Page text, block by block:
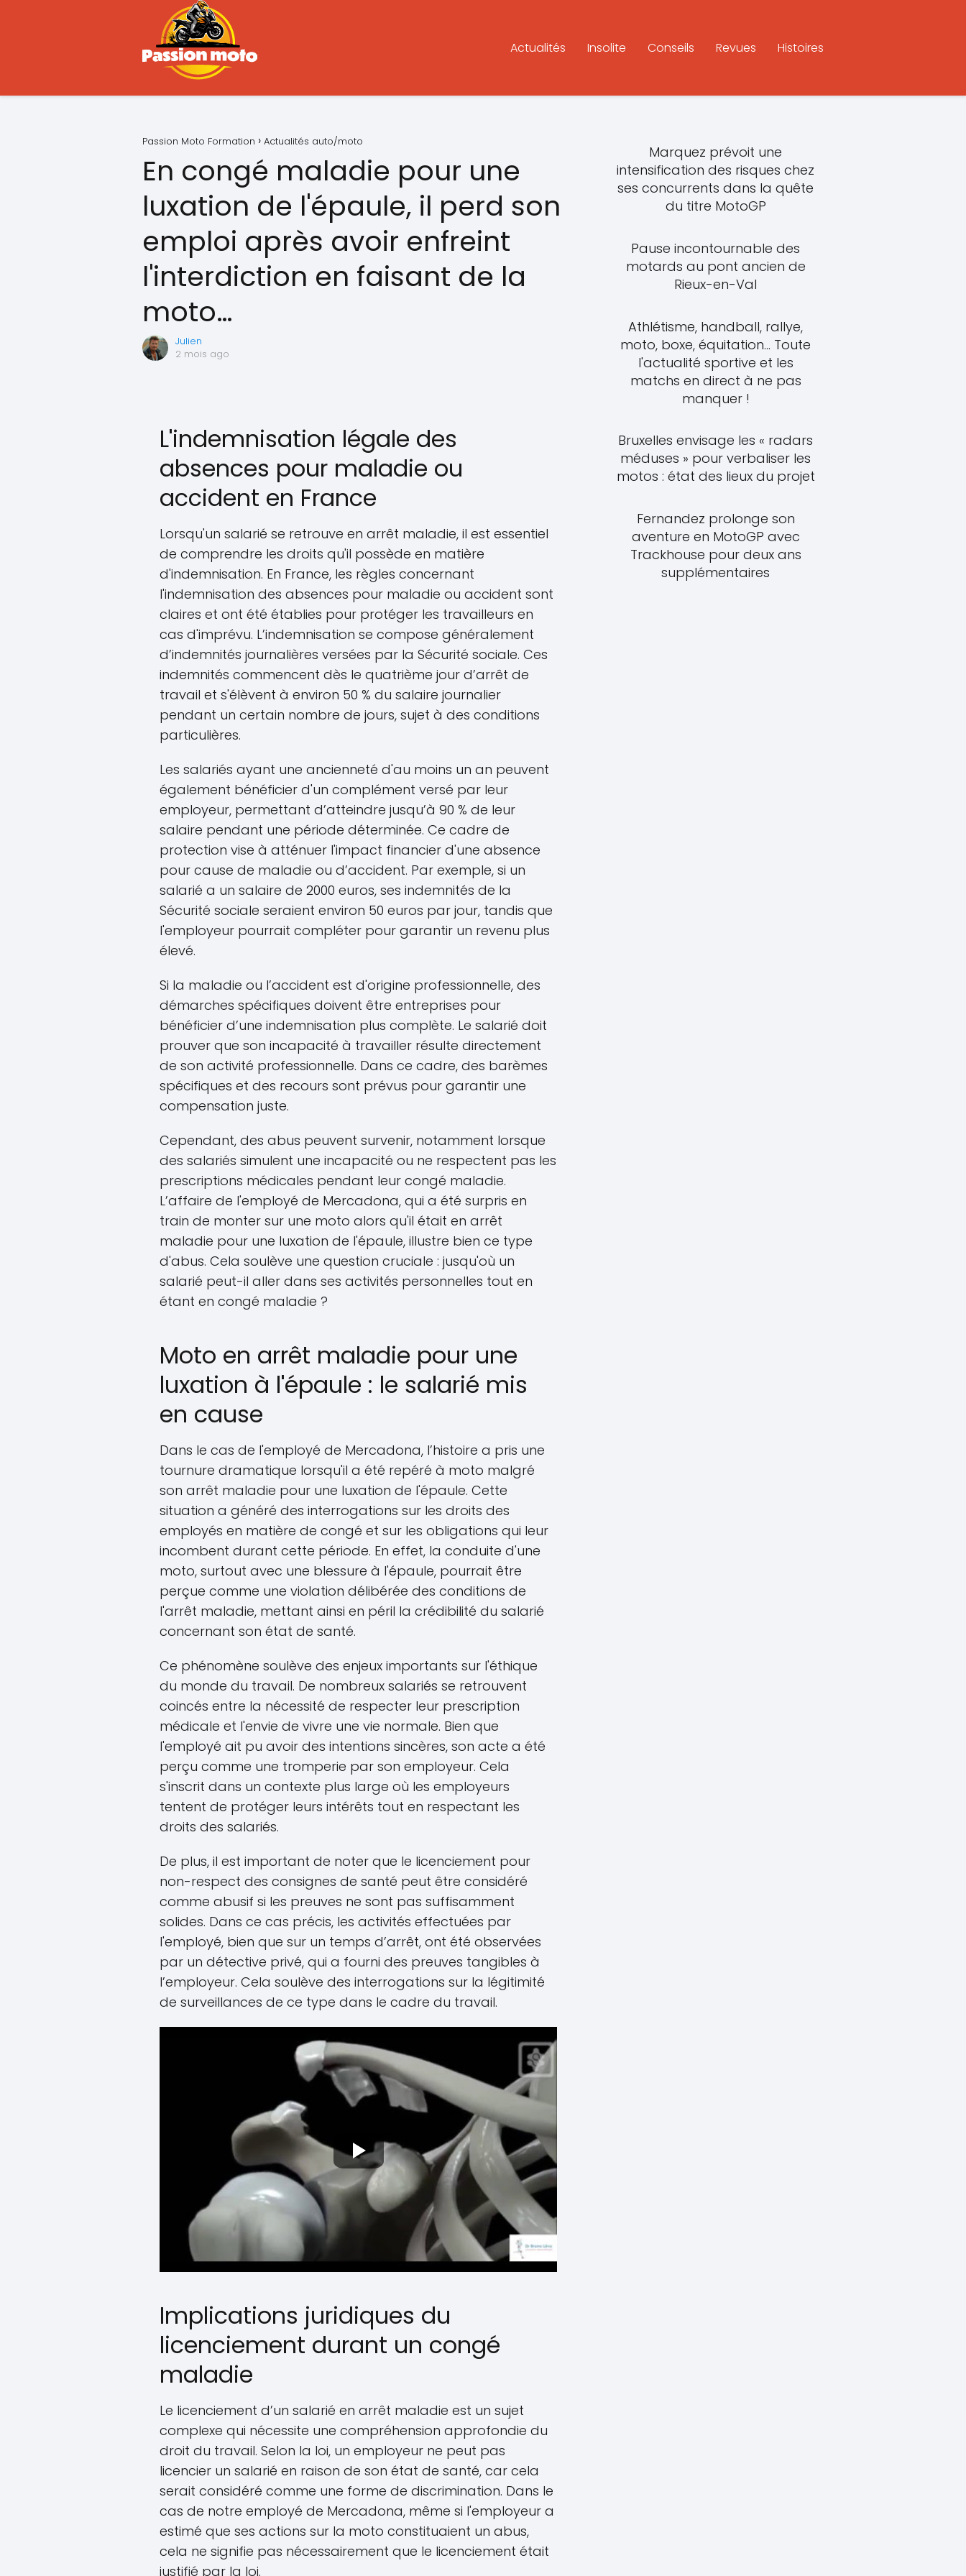
Actualités Insolite Conseils Revues Histoires
Passion Moto Formation Actualités auto/moto
En congé maladie pour une
luxation de l'épaule, il perd son
emploi après avoir enfreint
l'interdiction en faisant de la
moto…
Julien
2 mois ago
L'indemnisation légale des
absences pour maladie ou
accident en France
Lorsqu'un salarié se retrouve en arrêt maladie, il est essentiel
de comprendre les droits qu'il possède en matière
d'indemnisation. En France, les règles concernant
l'indemnisation des absences pour maladie ou accident sont
claires et ont été établies pour protéger les travailleurs en
cas d'imprévu. L’indemnisation se compose généralement
d’indemnités journalières versées par la Sécurité sociale. Ces
indemnités commencent dès le quatrième jour d’arrêt de
travail et s'élèvent à environ 50 % du salaire journalier
pendant un certain nombre de jours, sujet à des conditions
particulières.
Les salariés ayant une ancienneté d'au moins un an peuvent
également bénéficier d'un complément versé par leur
employeur, permettant d’atteindre jusqu’à 90 % de leur
salaire pendant une période déterminée. Ce cadre de
protection vise à atténuer l'impact financier d'une absence
pour cause de maladie ou d’accident. Par exemple, si un
salarié a un salaire de 2000 euros, ses indemnités de la
Sécurité sociale seraient environ 50 euros par jour, tandis que
l'employeur pourrait compléter pour garantir un revenu plus
élevé.
Si la maladie ou l’accident est d'origine professionnelle, des
démarches spécifiques doivent être entreprises pour
bénéficier d’une indemnisation plus complète. Le salarié doit
prouver que son incapacité à travailler résulte directement
de son activité professionnelle. Dans ce cadre, des barèmes
spécifiques et des recours sont prévus pour garantir une
compensation juste.
Cependant, des abus peuvent survenir, notamment lorsque
des salariés simulent une incapacité ou ne respectent pas les
prescriptions médicales pendant leur congé maladie.
L’affaire de l'employé de Mercadona, qui a été surpris en
train de monter sur une moto alors qu'il était en arrêt
maladie pour une luxation de l'épaule, illustre bien ce type
d'abus. Cela soulève une question cruciale : jusqu'où un
salarié peut-il aller dans ses activités personnelles tout en
étant en congé maladie ?
Moto en arrêt maladie pour une
luxation à l'épaule : le salarié mis
en cause
Dans le cas de l'employé de Mercadona, l’histoire a pris une
tournure dramatique lorsqu'il a été repéré à moto malgré
son arrêt maladie pour une luxation de l'épaule. Cette
situation a généré des interrogations sur les droits des
employés en matière de congé et sur les obligations qui leur
incombent durant cette période. En effet, la conduite d'une
moto, surtout avec une blessure à l'épaule, pourrait être
perçue comme une violation délibérée des conditions de
l'arrêt maladie, mettant ainsi en péril la crédibilité du salarié
concernant son état de santé.
Ce phénomène soulève des enjeux importants sur l'éthique
du monde du travail. De nombreux salariés se retrouvent
coincés entre la nécessité de respecter leur prescription
médicale et l'envie de vivre une vie normale. Bien que
l'employé ait pu avoir des intentions sincères, son acte a été
perçu comme une tromperie par son employeur. Cela
s'inscrit dans un contexte plus large où les employeurs
tentent de protéger leurs intérêts tout en respectant les
droits des salariés.
De plus, il est important de noter que le licenciement pour
non-respect des consignes de santé peut être considéré
comme abusif si les preuves ne sont pas suffisamment
solides. Dans ce cas précis, les activités effectuées par
l'employé, bien que sur un temps d’arrêt, ont été observées
par un détective privé, qui a fourni des preuves tangibles à
l’employeur. Cela soulève des interrogations sur la légitimité
de surveillances de ce type dans le cadre du travail.
Implications juridiques du
licenciement durant un congé
maladie
Le licenciement d’un salarié en arrêt maladie est un sujet
complexe qui nécessite une compréhension approfondie du
droit du travail. Selon la loi, un employeur ne peut pas
licencier un salarié en raison de son état de santé, car cela
serait considéré comme une forme de discrimination. Dans le
cas de notre employé de Mercadona, même si l'employeur a
estimé que ses actions sur la moto constituaient un abus,
cela ne signifie pas nécessairement que le licenciement était
justifié par la loi.
Marquez prévoit une
intensification des risques chez
ses concurrents dans la quête
du titre MotoGP
Pause incontournable des
motards au pont ancien de
Rieux-en-Val
Athlétisme, handball, rallye,
moto, boxe, équitation... Toute
l'actualité sportive et les
matchs en direct à ne pas
manquer !
Bruxelles envisage les « radars
méduses » pour verbaliser les
motos : état des lieux du projet
Fernandez prolonge son
aventure en MotoGP avec
Trackhouse pour deux ans
supplémentaires